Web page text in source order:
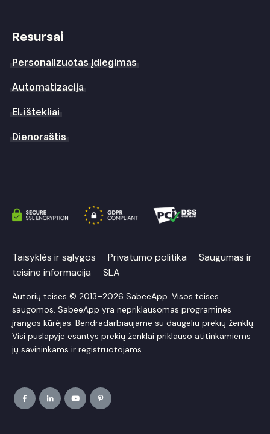
Resursai
Personalizuotas įdiegimas
Automatizacija
El. ištekliai
Dienoraštis
Taisyklės ir sąlygos Privatumo politika
Saugumas ir
teisinė informacija
SLA
Autorių teisės © 2013–2026 SabeeApp. Visos teisės
saugomos. SabeeApp yra nepriklausomas programinės
įrangos kūrėjas. Bendradarbiaujame su daugeliu prekių ženklų.
Visi puslapyje esantys prekių ženklai priklauso atitinkamiems
jų savininkams ir registruotojams.